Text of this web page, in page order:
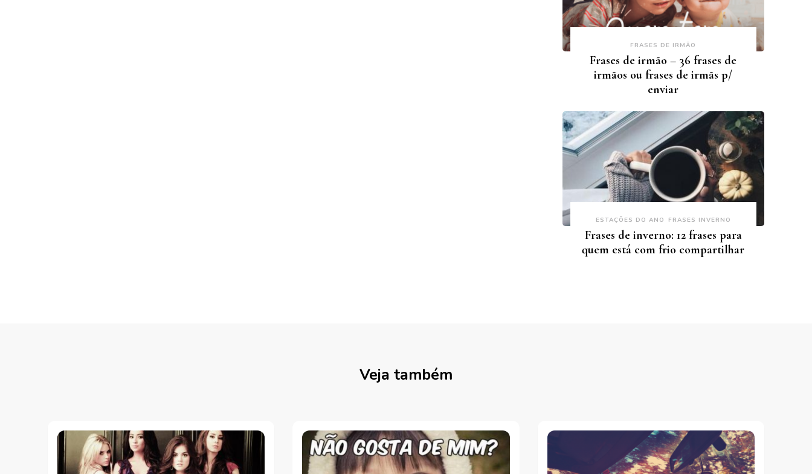
FRASES DE IRMÃO
Frases de irmão – 36 frases de
irmãos ou frases de irmãs p/
enviar
ESTAÇÕES DO ANO FRASES INVERNO
Frases de inverno: 12 frases para
quem está com frio compartilhar
Veja também